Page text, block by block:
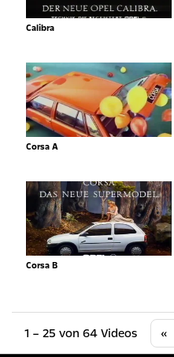
Calibra
Corsa A
Corsa B
1 – 25 von 64 Videos «